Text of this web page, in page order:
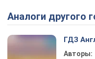
Аналоги другого
ГДЗ
Авторы: